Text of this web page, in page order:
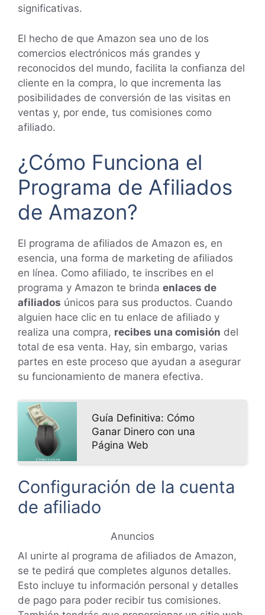
significativas.
El hecho de que Amazon sea uno de los
comercios electrónicos más grandes y
reconocidos del mundo, facilita la confianza del
cliente en la compra, lo que incrementa las
posibilidades de conversión de las visitas en
ventas y, por ende, tus comisiones como
afiliado.
¿Cómo Funciona el
Programa de Afiliados
de Amazon?
El programa de afiliados de Amazon es, en
esencia, una forma de marketing de afiliados
en línea. Como afiliado, te inscribes en el
programa y Amazon te brinda enlaces de
afiliados únicos para sus productos. Cuando
alguien hace clic en tu enlace de afiliado y
realiza una compra, recibes una comisión del
total de esa venta. Hay, sin embargo, varias
partes en este proceso que ayudan a asegurar
su funcionamiento de manera efectiva.
Guía Definitiva: Cómo
Ganar Dinero con una
Página Web
Configuración de la cuenta
de afiliado
Anuncios
Al unirte al programa de afiliados de Amazon,
se te pedirá que completes algunos detalles.
Esto incluye tu información personal y detalles
de pago para poder recibir tus comisiones.